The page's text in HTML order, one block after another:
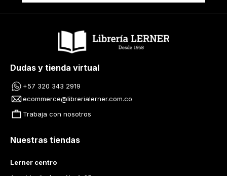
Dudas y tienda virtual
+57 320 343 2919
ecommerce@librerialerner.com.co
Trabaja con nosotros
Nuestras tiendas
Lerner centro